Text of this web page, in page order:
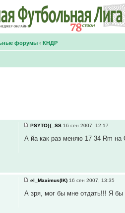
форумы ‹ КНДР
PSYTO}{_SS 16 сен 2007, 12:17
А йа как раз меняю 17 34 Rm на
el_Maximus(IK) 16 сен 2007, 13:35
А зря, мог бы мне отдать!!! Я бы